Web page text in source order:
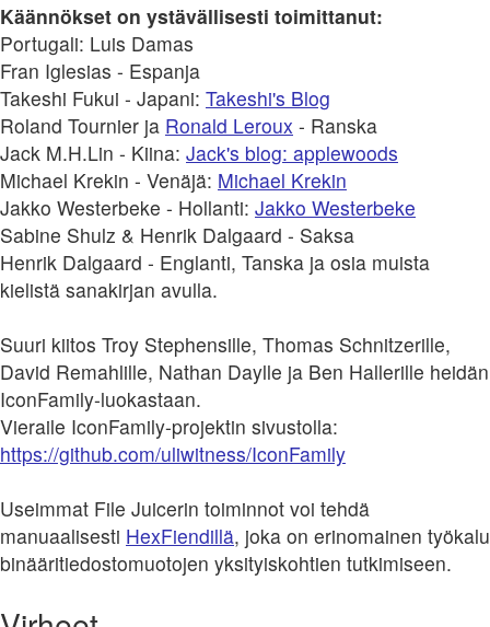
Käännökset on ystävällisesti toimittanut:
Portugali: Luis Damas
Fran Iglesias - Espanja
Takeshi Fukui - Japani: Takeshi's Blog
Roland Tournier ja Ronald Leroux - Ranska
Jack M.H.Lin - Kiina: Jack's blog: applewoods
Michael Krekin - Venäjä: Michael Krekin
Jakko Westerbeke - Hollanti: Jakko Westerbeke
Sabine Shulz & Henrik Dalgaard - Saksa
Henrik Dalgaard - Englanti, Tanska ja osia muista
kielistä sanakirjan avulla.
Suuri kiitos Troy Stephensille, Thomas Schnitzerille,
David Remahlille, Nathan Daylle ja Ben Hallerille heidän
IconFamily-luokastaan.
Vieraile IconFamily-projektin sivustolla:
https://github.com/uliwitness/IconFamily
Useimmat File Juicerin toiminnot voi tehdä
manuaalisesti HexFiendillä, joka on erinomainen työkalu
binääritiedostomuotojen yksityiskohtien tutkimiseen.